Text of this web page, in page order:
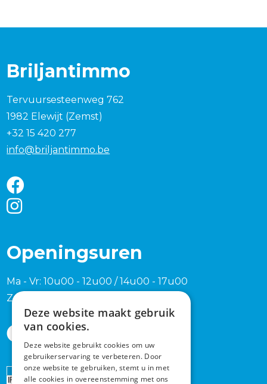
Briljantimmo
Tervuursesteenweg 762
1982 Elewijt (Zemst)
+32 15 420 277
info@briljantimmo.be
Openingsuren
Ma - Vr: 10u00 - 12u00 / 14u00 - 17u00
Zaterdag en zondag na afspraak
Erkend
Deze website maakt gebruik
van cookies.
Deze website gebruikt cookies om uw
gebruikerservaring te verbeteren. Door
onze website te gebruiken, stemt u in met
alle cookies in overeenstemming met ons